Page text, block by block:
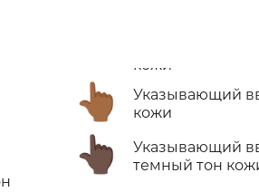
👆🏾
Указывающий
кожи
👆🏿
Указывающий
темный тон